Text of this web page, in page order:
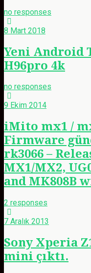
no responses
8 Mart 2018
Yeni Android
H96pro 4k
no responses
9 Ekim 2014
iMito mx1 /
Firmware
rk3066 –
MX1/MX2,
and MK808B
2 responses
7 Aralık 2013
Sony Xperia
mini çıktı.